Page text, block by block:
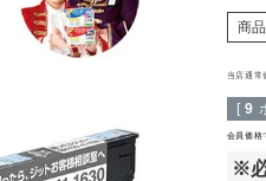
商
当店通常
[ 9
会員価格
※